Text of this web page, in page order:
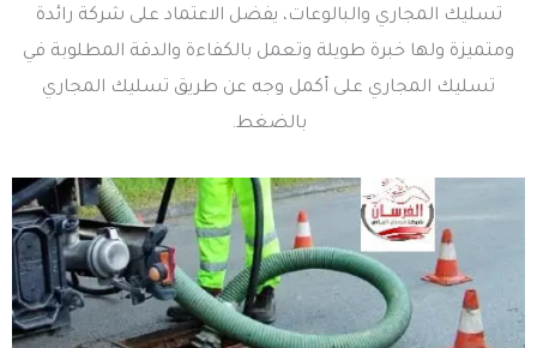
تسليك المجاري والبالوعات، يفضل الاعتماد على شركة رائدة
ومتميزة ولها خبرة طويلة وتعمل بالكفاءة والدقة المطلوبة في
تسليك المجاري على أكمل وجه عن طريق تسليك المجاري
بالضغط.